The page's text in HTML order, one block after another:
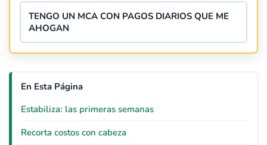
TENGO UN MCA CON PAGOS DIARIOS QUE ME
AHOGAN
En Esta Página
Estabiliza: las primeras semanas
Recorta costos con cabeza